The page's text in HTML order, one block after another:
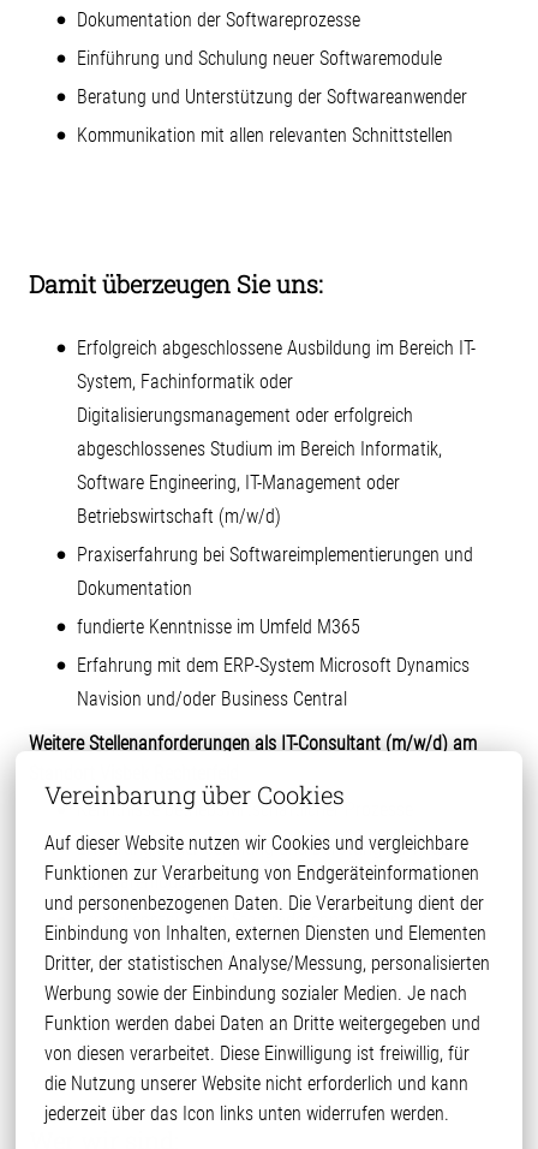
Vereinbarung über Cookies
Auf dieser Website nutzen wir Cookies und vergleichbare
Funktionen zur Verarbeitung von Endgeräteinformationen
und personenbezogenen Daten. Die Verarbeitung dient der
Einbindung von Inhalten, externen Diensten und Elementen
Dritter, der statistischen Analyse/Messung, personalisierten
Werbung sowie der Einbindung sozialer Medien. Je nach
Funktion werden dabei Daten an Dritte weitergegeben und
von diesen verarbeitet. Diese Einwilligung ist freiwillig, für
die Nutzung unserer Website nicht erforderlich und kann
jederzeit über das Icon links unten widerrufen werden.
Dokumentation der Softwareprozesse
Einführung und Schulung neuer Softwaremodule
Beratung und Unterstützung der Softwareanwender
Kommunikation mit allen relevanten Schnittstellen
Damit überzeugen Sie uns:
Erfolgreich abgeschlossene Ausbildung im Bereich IT-
System, Fachinformatik oder
Digitalisierungsmanagement oder erfolgreich
abgeschlossenes Studium im Bereich Informatik,
Software Engineering, IT-Management oder
Betriebswirtschaft (m/w/d)
Praxiserfahrung bei Softwareimplementierungen und
Dokumentation
fundierte Kenntnisse im Umfeld M365
Erfahrung mit dem ERP-System Microsoft Dynamics
Navision und/oder Business Central
Weitere Stellenanforderungen als IT-Consultant (m/w/d) am
Kenntnisse betriebswirtschaftlicher Prozesse
Erfahrung in der Schulung und Beratung für neue
Softwaremodule
Praxiskenntnisse im Stammdatenmanagement
Gute Deutsch- und Englischkenntnisse in Wort und
Schrift (B2)